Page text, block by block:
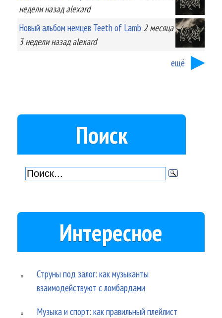
неделиназад alexard
Новый альбом немцев Teeth of Lamb 2 месяца
3 неделиназад alexard
ещё
Поиск
Интересное
Струны под залог: как музыканты
взаимодействуют с ломбардами
Музыка и спорт: как правильный плейлист